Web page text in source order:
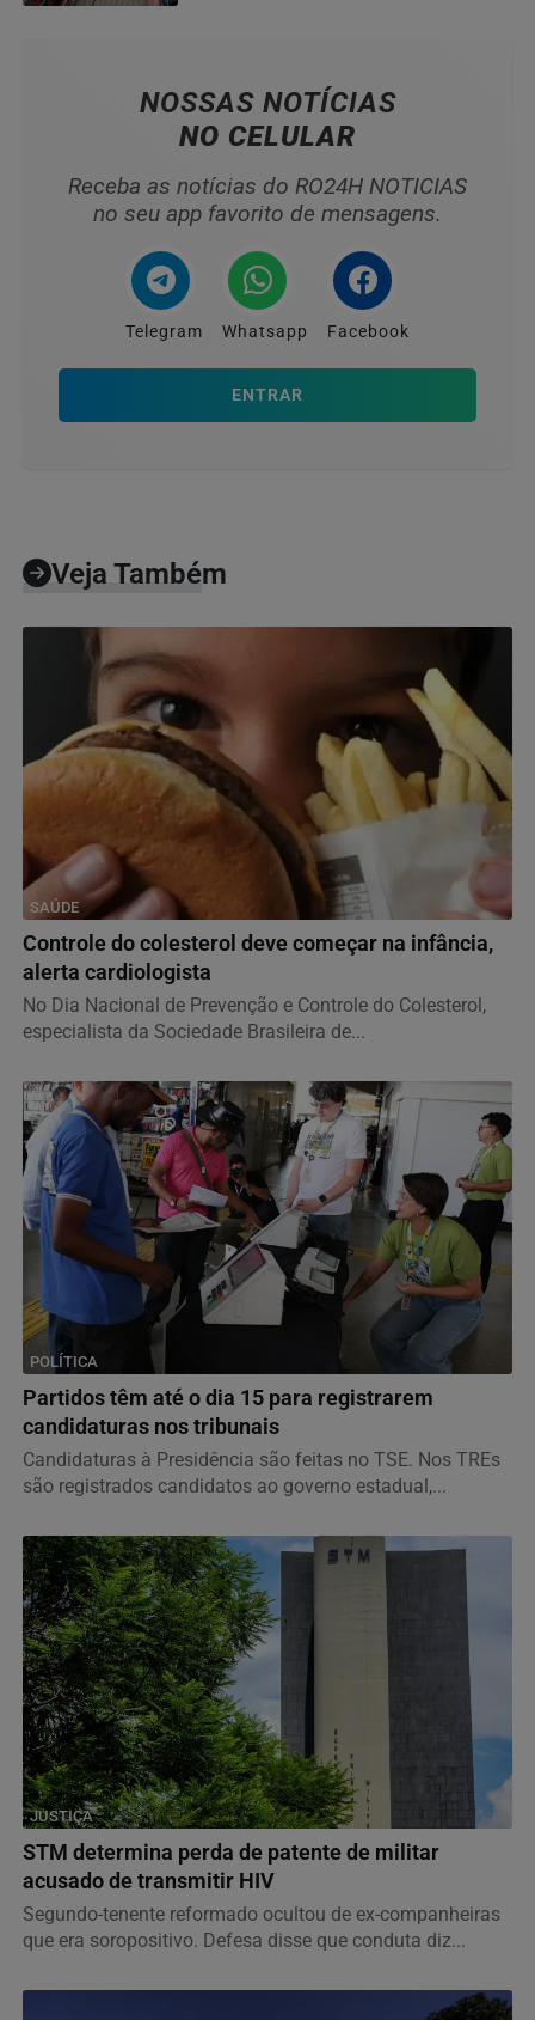
NOSSAS NOTÍCIAS
NO CELULAR
Receba as notícias do RO24H NOTICIAS
no seu app favorito de mensagens.
Telegram Whatsapp Facebook
ENTRAR
Veja Também
SAÚDE
Controle do colesterol deve começar na infância,
alerta cardiologista
No Dia Nacional de Prevenção e Controle do Colesterol,
especialista da Sociedade Brasileira de...
POLÍTICA
Partidos têm até o dia 15 para registrarem
candidaturas nos tribunais
Candidaturas à Presidência são feitas no TSE. Nos TREs
são registrados candidatos ao governo estadual,...
JUSTIÇA
STM determina perda de patente de militar
acusado de transmitir HIV
Segundo-tenente reformado ocultou de ex-companheiras
que era soropositivo. Defesa disse que conduta diz...